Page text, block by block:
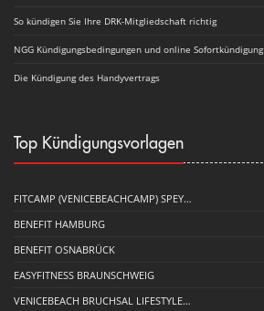
So kündigen Sie Ihre DRK-Mitgliedschaft richtig
NGG Kündigungsbedingungen und online Sofortkündigung
Die Kündigung des Handyvertrags
Top Kündigungsvorlagen
FITCAMP (VENICEBEACHCAMP) SPEY…
BENEFIT HAMBURG
BENEFIT OSNABRÜCK
EASYFITNESS BRAUNSCHWEIG
VENICEBEACH BRUCHSAL LIFESTYLE…